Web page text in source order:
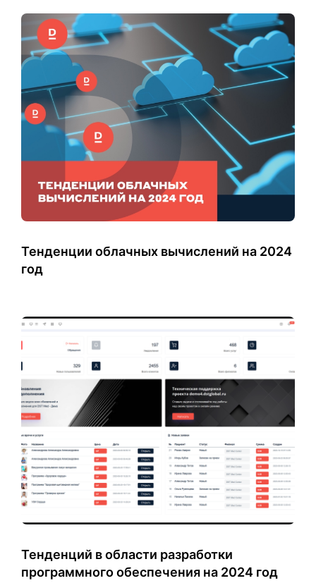
Тенденции облачных вычислений на 2024
год
Тенденций в области разработки
программного обеспечения на 2024 год